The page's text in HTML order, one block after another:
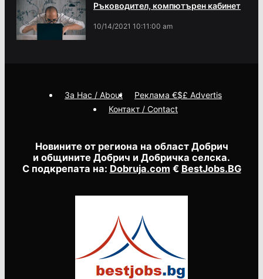
Ръководител, компютърен кабинет
10/14/2021 10:11:00 am
Новините от региона на област Добрич
и общините Добрич и Добричка селска.
С подкрепата на: Dobruja.com € BestJobs.BG
За Нас / About
Реклама €$£ Advertis
Контакт / Contact